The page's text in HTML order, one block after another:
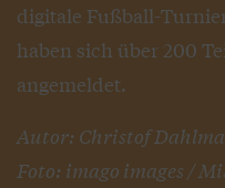
digitale Fußball-
haben sich über 200
angemeldet.
Autor: Christof
Foto: imago images /